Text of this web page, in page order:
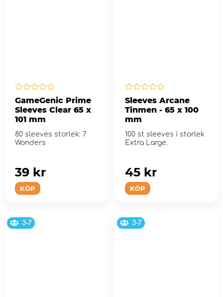
GameGenic Prime
Sleeves Clear 65 x
101 mm
80 sleeves storlek: 7
Wonders
KÖP
39 kr
Sleeves Arcane
Tinmen - 65 x 100
mm
100 st sleeves i storlek
Extra Large.
KÖP
45 kr
3-7 3-7